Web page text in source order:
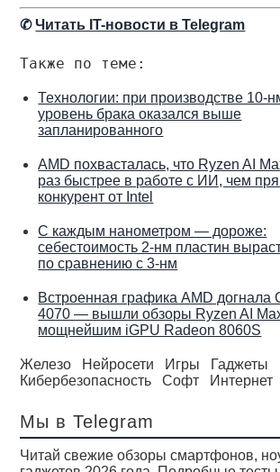
✆Читать IT-новости в Telegram
Также по теме:
Технологии: при производстве 10-
уровень брака оказался выше
запланированного
AMD похвасталась, что Ryzen AI
раз быстрее в работе с ИИ, чем
конкурент от Intel
С каждым нанометром — дороже:
себестоимость 2-нм пластин
по сравнению с 3-нм
Встроенная графика AMD догнала
4070 — вышли обзоры Ryzen AI
мощнейшим iGPU Radeon 8060S
Железо Нейросети Игры
Гаджеты
Кибербезопасность
Софт Интернет
Мы в Telegram
Читай свежие обзоры смартфонов,